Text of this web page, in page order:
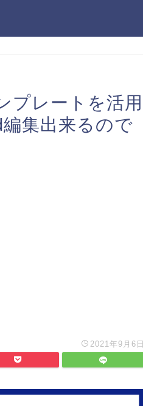
プレートを活用
集出来るので
2021年9月6日